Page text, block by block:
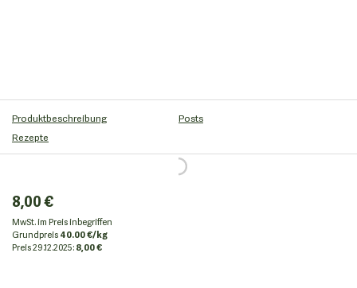
Produktbeschreibung
Posts
Rezepte
8,00 €
MwSt. im Preis inbegriffen
Grundpreis40.00 €/kg
Preis29.12.2025:8,00 €